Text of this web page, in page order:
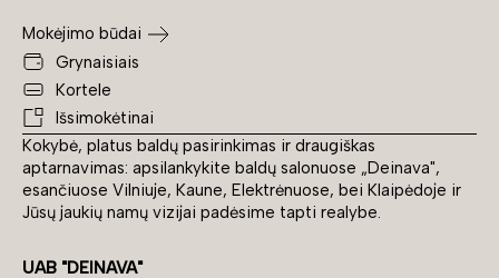
Kokybė, platus baldų pasirinkimas ir draugiškas
aptarnavimas: apsilankykite baldų salonuose „Deinava",
esančiuose Vilniuje, Kaune, Elektrėnuose, bei Klaipėdoje ir
Jūsų jaukių namų vizijai padėsime tapti realybe.
UAB "DEINAVA"
Mokėjimo būdai
Grynaisiais
Kortele
Išsimokėtinai